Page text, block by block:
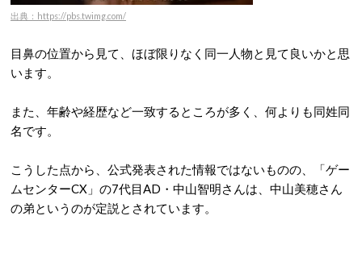
出典：https://pbs.twimg.com/
目鼻の位置から見て、ほぼ限りなく同一人物と見て良いかと思
います。
また、年齢や経歴など一致するところが多く、何よりも同姓同
名です。
こうした点から、公式発表された情報ではないものの、「ゲー
ムセンターCX」の7代目AD・中山智明さんは、中山美穂さん
の弟というのが定説とされています。